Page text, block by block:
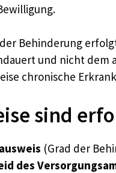
Behinderung
und nicht
chronische
sind
(Grad der
des